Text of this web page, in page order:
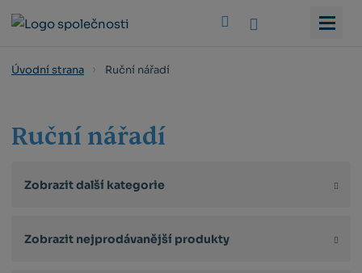
Úvodní strana Ruční nářadí
Ruční nářadí
Zobrazit další kategorie
Zobrazit nejprodávanější produkty